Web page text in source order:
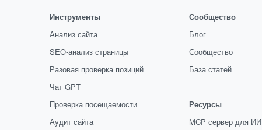
Инструменты
Анализ сайта
SEO-анализ страницы
Разовая проверка позиций
Чат GPT
Проверка посещаемости
Аудит сайта
Сообщество
Блог
Сообщество
База статей
Ресурсы
MCP сервер для ИИ